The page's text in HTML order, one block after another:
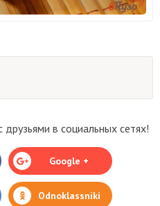
в социальных сетях!
Google +
Odnoklassniki